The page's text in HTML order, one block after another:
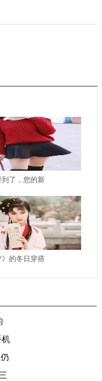
到了，您的新
备好了吗？
》的冬日穿搭
机